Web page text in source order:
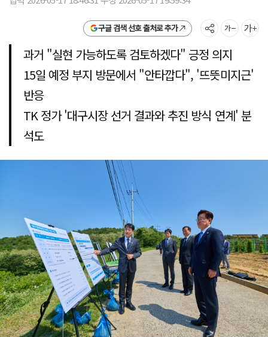
구글 검색 선호 출처로 추가
과거 "실현 가능하도록 검토하겠다" 긍정 의지
15일 예정 부지 방문에서 "안타깝다", '뜨뜻미지근'
반응
TK 정가 '대구시장 선거 결과와 추진 방식 연계' 분
석도